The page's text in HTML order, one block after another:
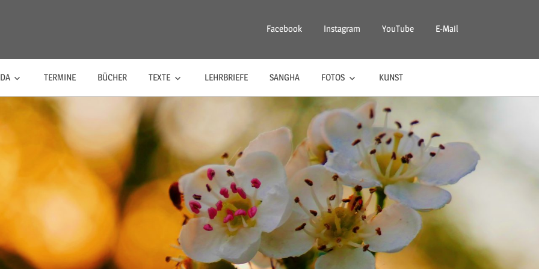
Facebook Instagram YouTube E-Mail
TERMINE BÜCHER TEXTE LEHRBRIEFE SANGHA FOTOS KUNST